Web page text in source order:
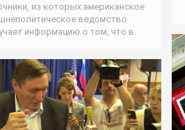
из которых американское
ведомство
информацию о том, что в